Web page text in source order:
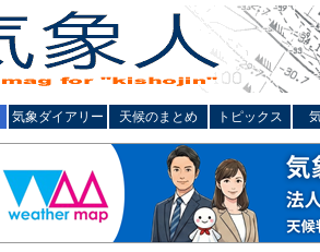
気象ダイアリー 天候のまとめ トピックス